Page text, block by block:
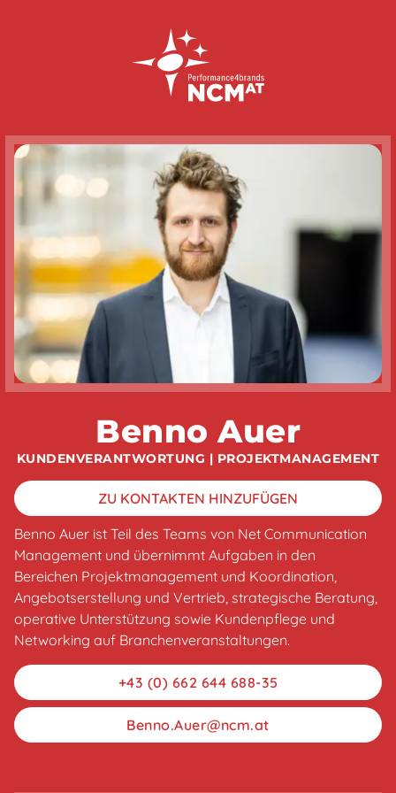
Benno Auer
KUNDENVERANTWORTUNG | PROJEKTMANAGEMENT
ZU KONTAKTEN HINZUFÜGEN
Benno Auer ist Teil des Teams von Net Communication
Management und übernimmt Aufgaben in den
Bereichen Projektmanagement und Koordination,
Angebotserstellung und Vertrieb, strategische Beratung,
operative Unterstützung sowie Kundenpflege und
Networking auf Branchenveranstaltungen.
+43 (0) 662 644 688-35
Benno.Auer@ncm.at